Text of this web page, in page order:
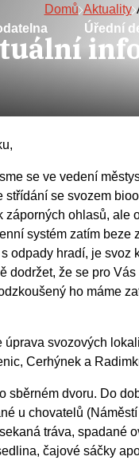
Úřední
Domů Aktuality
se ve vedení
se svozem
ohlasů,
systém zatím
odpady hradí, je
dodržet, že se pro
ho máme
svozových
Cerhýnek a
sběrném dvoru. Do
u chovatelů
tráva, spadané
čajové sáčky